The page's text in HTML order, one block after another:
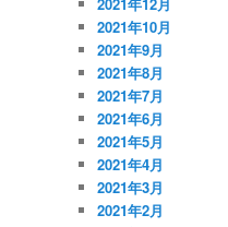
2021年12月
2021年10月
2021年9月
2021年8月
2021年7月
2021年6月
2021年5月
2021年4月
2021年3月
2021年2月